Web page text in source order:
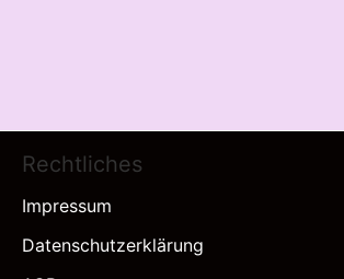
Rechtliches
Impressum
Datenschutzerklärung